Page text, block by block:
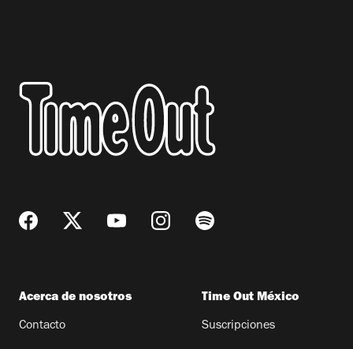
Acerca de nosotros
Contacto
Time Out México
Suscripciones